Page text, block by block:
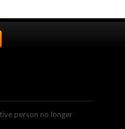
person no longer